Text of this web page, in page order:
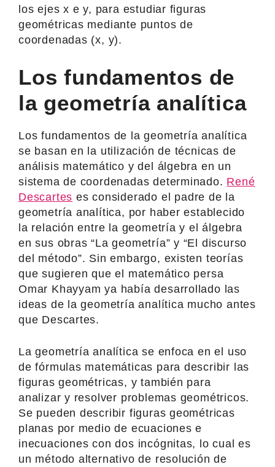
los ejes x e y, para estudiar figuras
geométricas mediante puntos de
coordenadas (x, y).
Los fundamentos de
la geometría analítica
Los fundamentos de la geometría analítica
se basan en la utilización de técnicas de
análisis matemático y del álgebra en un
sistema de coordenadas determinado. René
Descartes es considerado el padre de la
geometría analítica, por haber establecido
la relación entre la geometría y el álgebra
en sus obras “La geometría” y “El discurso
del método”. Sin embargo, existen teorías
que sugieren que el matemático persa
Omar Khayyam ya había desarrollado las
ideas de la geometría analítica mucho antes
que Descartes.
La geometría analítica se enfoca en el uso
de fórmulas matemáticas para describir las
figuras geométricas, y también para
analizar y resolver problemas geométricos.
Se pueden describir figuras geométricas
planas por medio de ecuaciones e
inecuaciones con dos incógnitas, lo cual es
un método alternativo de resolución de